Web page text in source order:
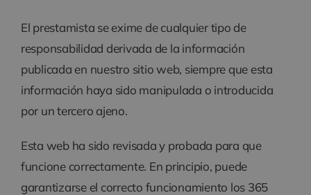
El prestamista se exime de cualquier tipo de
responsabilidad derivada de la información
publicada en nuestro sitio web, siempre que esta
información haya sido manipulada o introducida
por un tercero ajeno.
Esta web ha sido revisada y probada para que
funcione correctamente. En principio, puede
garantizarse el correcto funcionamiento los 365